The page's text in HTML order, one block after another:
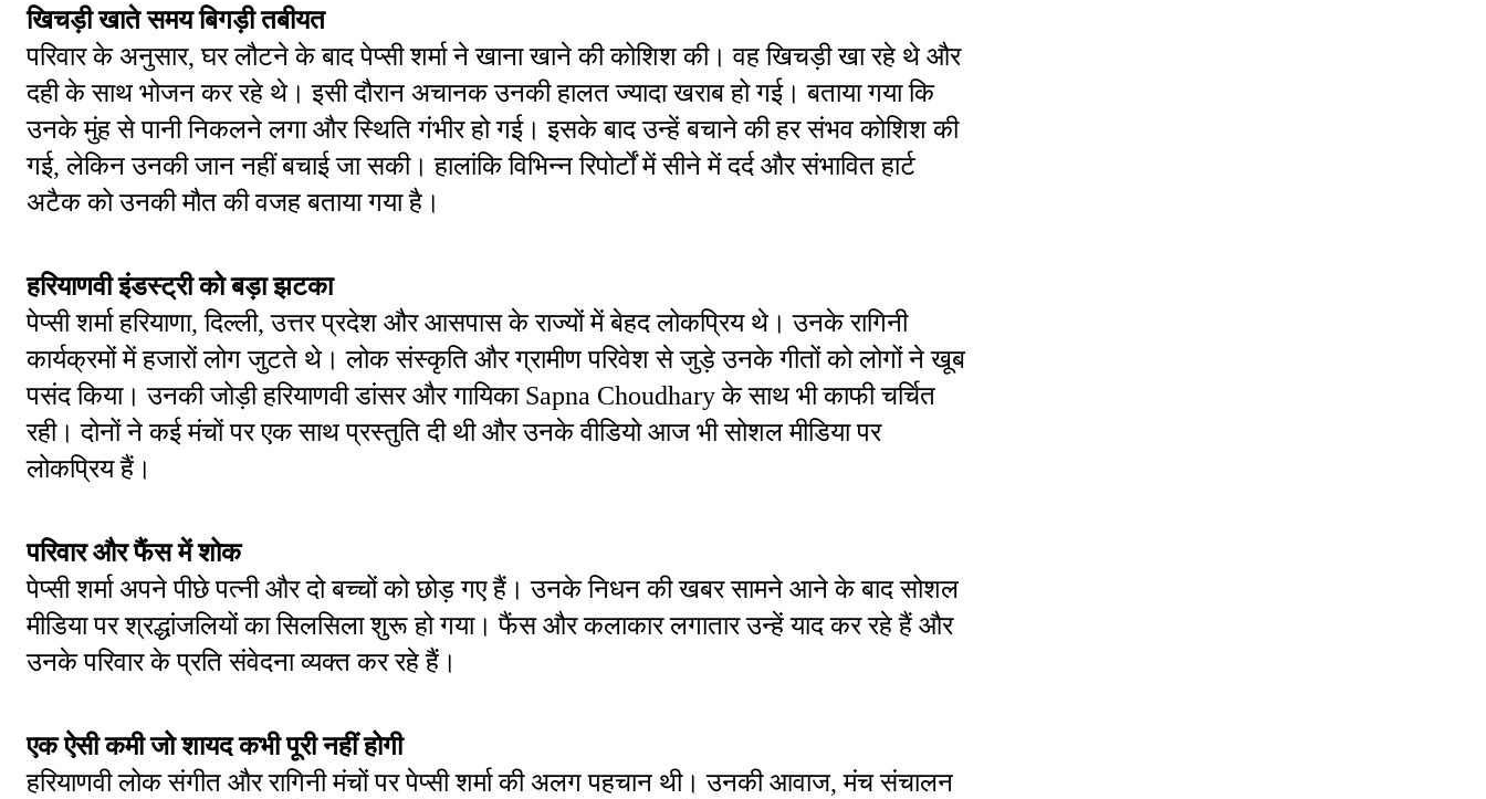
खिचड़ी खाते समय बिगड़ी तबीयत
परिवार के अनुसार, घर लौटने के बाद पेप्सी शर्मा ने खाना खाने की कोशिश की। वह खिचड़ी खा रहे थे और
दही के साथ भोजन कर रहे थे। इसी दौरान अचानक उनकी हालत ज्यादा खराब हो गई। बताया गया कि
उनके मुंह से पानी निकलने लगा और स्थिति गंभीर हो गई। इसके बाद उन्हें बचाने की हर संभव कोशिश की
गई, लेकिन उनकी जान नहीं बचाई जा सकी। हालांकि विभिन्न रिपोर्टों में सीने में दर्द और संभावित हार्ट
अटैक को उनकी मौत की वजह बताया गया है।
हरियाणवी इंडस्ट्री को बड़ा झटका
पेप्सी शर्मा हरियाणा, दिल्ली, उत्तर प्रदेश और आसपास के राज्यों में बेहद लोकप्रिय थे। उनके रागिनी
कार्यक्रमों में हजारों लोग जुटते थे। लोक संस्कृति और ग्रामीण परिवेश से जुड़े उनके गीतों को लोगों ने खूब
पसंद किया। उनकी जोड़ी हरियाणवी डांसर और गायिका Sapna Choudhary के साथ भी काफी चर्चित
रही। दोनों ने कई मंचों पर एक साथ प्रस्तुति दी थी और उनके वीडियो आज भी सोशल मीडिया पर
लोकप्रिय हैं।
परिवार और फैंस में शोक
पेप्सी शर्मा अपने पीछे पत्नी और दो बच्चों को छोड़ गए हैं। उनके निधन की खबर सामने आने के बाद सोशल
मीडिया पर श्रद्धांजलियों का सिलसिला शुरू हो गया। फैंस और कलाकार लगातार उन्हें याद कर रहे हैं और
उनके परिवार के प्रति संवेदना व्यक्त कर रहे हैं।
एक ऐसी कमी जो शायद कभी पूरी नहीं होगी
हरियाणवी लोक संगीत और रागिनी मंचों पर पेप्सी शर्मा की अलग पहचान थी। उनकी आवाज, मंच संचालन